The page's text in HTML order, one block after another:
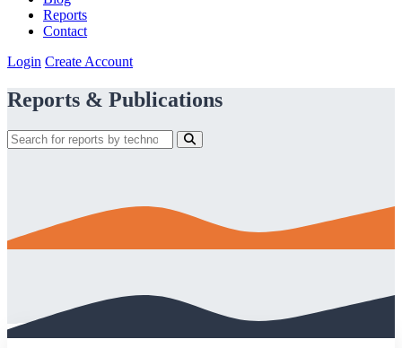
Reports
Contact
Login Create Account
Reports & Publications